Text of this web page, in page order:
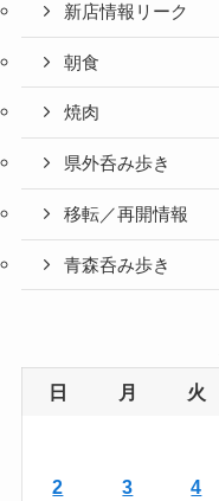
新店情報リーク
朝食
焼肉
県外呑み歩き
移転／再開情報
青森呑み歩き
日 月 火
2 3 4